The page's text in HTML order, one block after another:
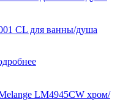
CL для ванны/душа